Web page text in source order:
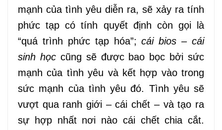
mạnh của tình yêu diễn ra, sẽ xảy ra tính
phức tạp có tính quyết định còn gọi là
“quá trình phức tạp hóa”;cái bios – cái
sinh họccũng sẽ được bao bọc bởi sức
mạnh của tình yêu và kết hợp vào trong
sức mạnh của tình yêu đó. Tình yêu sẽ
vượt qua ranh giới – cái chết – và tạo ra
sự hợp nhất nơi nào cái chết chia cắt.